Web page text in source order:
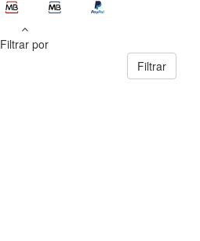
Filtrar por
Filtrar